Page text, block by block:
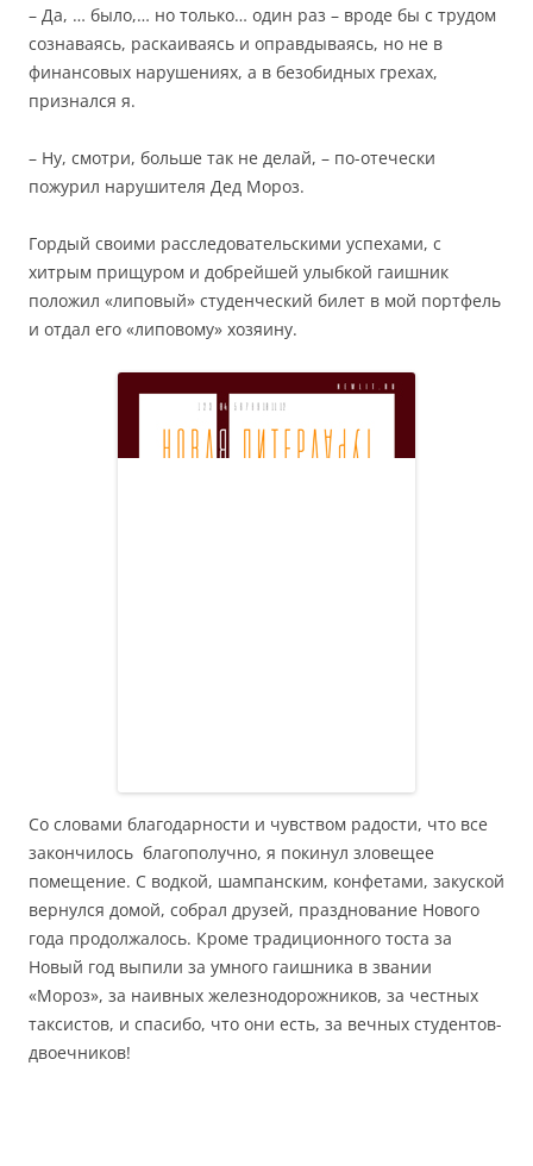
– Да, … было,… но только… один раз – вроде бы с трудом
сознаваясь, раскаиваясь и оправдываясь, но не в
финансовых нарушениях, а в безобидных грехах,
признался я.
– Ну, смотри, больше так не делай, – по-отечески
пожурил нарушителя Дед Мороз.
Гордый своими расследовательскими успехами, с
хитрым прищуром и добрейшей улыбкой гаишник
положил «липовый» студенческий билет в мой портфель
и отдал его «липовому» хозяину.
Со словами благодарности и чувством радости, что все
закончилось благополучно, я покинул зловещее
помещение. С водкой, шампанским, конфетами, закуской
вернулся домой, собрал друзей, празднование Нового
года продолжалось. Кроме традиционного тоста за
Новый год выпили за умного гаишника в звании
«Мороз», за наивных железнодорожников, за честных
таксистов, и спасибо, что они есть, за вечных студентов-
двоечников!